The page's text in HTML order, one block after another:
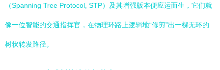
（Spanning Tree Protocol, STP）及其增强版本便应运而生，它们就
像一位智能的交通指挥官，在物理环路上逻辑地“修剪”出一棵无环的
树状转发路径。